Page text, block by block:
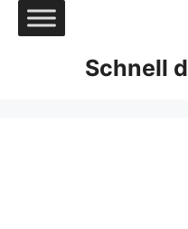
Zum
Inhalt
Schnell